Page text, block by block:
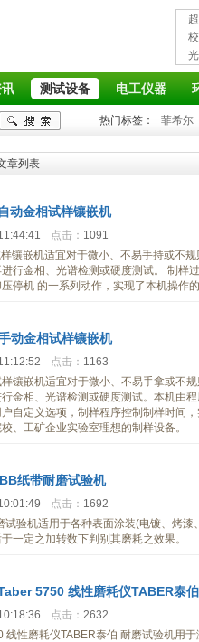
测试设备 电工仪器
热门标签： 菲希尔
章列表
动金相试样镶嵌机
点击： 1091
镶嵌机适宜对于微小、不易手持或不
行金相、光谱检测或硬度测试。 制样
停机 的一系列动作，实现了本机操作
动金相试样镶嵌机
点击： 1163
镶嵌机适宜对于微小、不易手拿或不
金相、光谱检测或硬度测试。本机由
自定义选项，制样程序控制制样时间
、工矿企业实验室理想的制样设备。
纸带耐磨试验机
点击： 1692
试验机适用于各种表面涂装(电镀、烤
一定之加转数下判别其磨耗之效果。
5750 线性磨耗仪TABER泰
点击： 2632
线性磨耗仪TABER泰伯 耐磨试验机用